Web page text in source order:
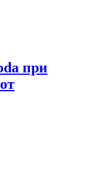
при